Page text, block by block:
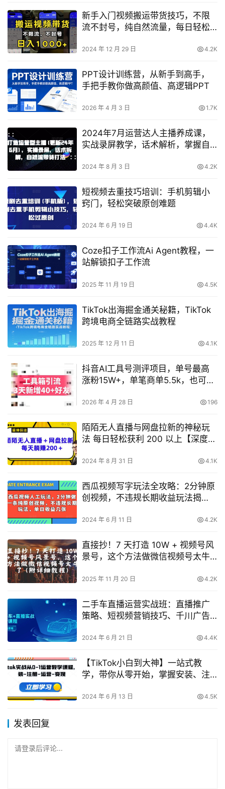
新手入门视频搬运带货技巧，不限
流不封号，纯自然流量，每日轻松
2024 年 12 月 29 日 4.2K
PPT设计训练营，从新手到高手，
手把手教你做高颜值、高逻辑PPT
2026 年 4 月 3 日 1.7K
2024年7月运营达人主播养成课，
实战录屏教学，话术解析，掌握自
2024 年 8 月 3 日 4.2K
短视频去重技巧培训：手机剪辑小
窍门，轻松突破原创难题
2024 年 6 月 19 日 4.4K
Coze扣子工作流Ai Agent教程，一
站解锁扣子工作流
2025 年 11 月 19 日 4.5K
TikTok出海掘金通关秘籍，TikTok
跨境电商全链路实战教程
2025 年 12 月 11 日 4.1K
抖音AI工具号测评项目，单号最高
涨粉15W+，单笔商单5.5k，也可进
2026 年 4 月 28 日 196
陌陌无人直播与网盘拉新的神秘玩
法 每日轻松获利 200 以上【深度揭
2024 年 8 月 31 日 4.1K
西瓜视频写字玩法全攻略：2分钟原
创视频，不违规长期收益玩法揭
2024 年 6 月 11 日 4.2K
直接抄！7 天打造 10W + 视频号风
景号，这个方法做微信视频号太牛
2025 年 11 月 20 日 4.2K
二手车直播运营实战班：直播推广
策略、短视频营销技巧、千川广告
2024 年 6 月 21 日 4.4K
【TikTok小白到大神】一站式教
学，带你从零开始，掌握安装、注
2024 年 6 月 13 日 4.5K
发表回复
请登录后评论...